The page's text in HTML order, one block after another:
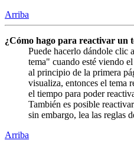
Arriba
¿Cómo hago para reactivar un
Puede hacerlo dándole clic
tema" cuando esté viendo
al principio de la primera
visualiza, entonces el tema
el tiempo para poder
También es posible
sin embargo, lea las reglas
Arriba